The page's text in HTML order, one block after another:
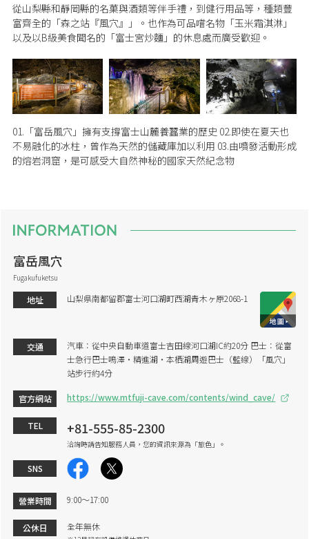
從山梨縣和靜岡縣的名菓與酒類等伴手禮，到健行用品等，種類豐
富齊全的「森之站『風穴』」。也作為可品嚐名物「玉米霜淇淋」
以及以B級美食聞名的「富士宮炒麵」的休息處而廣受歡迎。
01.「富岳風穴」擁有支撐富士山麓養蠶業的歷史 02.即使在夏天也
不易融化的冰柱，曾作為天然的儲藏庫加以利用 03.由噴發活動形成
的熔岩洞窟，是可感受大自然神秘的國家天然紀念物
富岳風穴
Fugakufuketsu
地址 山梨県南都留郡富士河口湖町西湖青木ヶ原2068-1
交通
汽車：從中央自動車道富士吉田線河口湖IC約20分 巴士：從富
士急行巴士鳴澤・精進湖・本栖湖周遊巴士（藍線）「風穴」
站步行約4分
官方網站 https://www.mtfuji-cave.com/contents/wind_cave/
TEL +81-555-85-2300
洽詢時請告知服務人員，您的資訊來源為「旅色」。
SNS
營業時間 9:00～17:00
公休日 全年無休